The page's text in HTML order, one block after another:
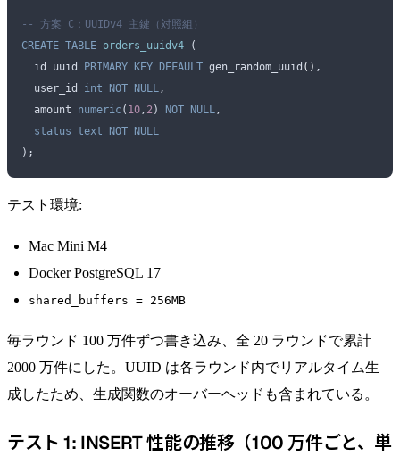
-- 方案 C：UUIDv4 主鍵（対照組）
CREATE TABLE orders_uuidv4 (
  id uuid
PRIMARY KEY DEFAULT gen_random_uuid () ,
  user_id
int NOT NULL,
  amount
numeric( 10, 2) NOT NULL,
  status
text NOT NULL
);
テスト環境:
Mac Mini M4
Docker PostgreSQL 17
shared_buffers = 256MB
毎ラウンド 100 万件ずつ書き込み、全 20 ラウンドで累計
2000 万件にした。UUID は各ラウンド内でリアルタイム生
成したため、生成関数のオーバーヘッドも含まれている。
テスト 1: INSERT 性能の推移（100 万件ごと、単